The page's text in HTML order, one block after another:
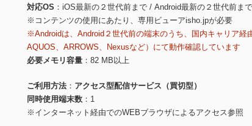
対応OS
iOS最新の２世代前まで / Android最新の２世代前まで
※コンテンツの使用にあたり、専用ビューアisho.jpが必要
※Androidは、Android２世代前の端末のうち、国内キャリア経
AQUOS、ARROWS、Nexusなど）にて動作確認しています
必要メモリ容量
82 MB以上
ご利用方法
アクセス型配信サービス（買切型）
同時使用端末数
1
※インターネット経由でのWEBブラウザによるアクセス参照